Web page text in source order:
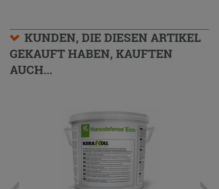
KUNDEN, DIE DIESEN ARTIKEL
GEKAUFT HABEN, KAUFTEN
AUCH...